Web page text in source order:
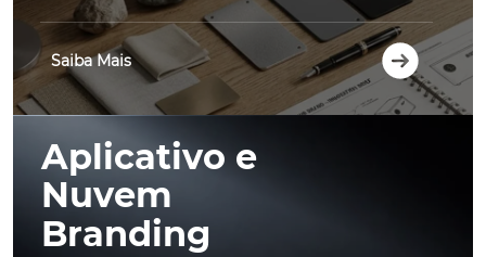
Saiba Mais
Aplicativo e
Nuvem
Branding